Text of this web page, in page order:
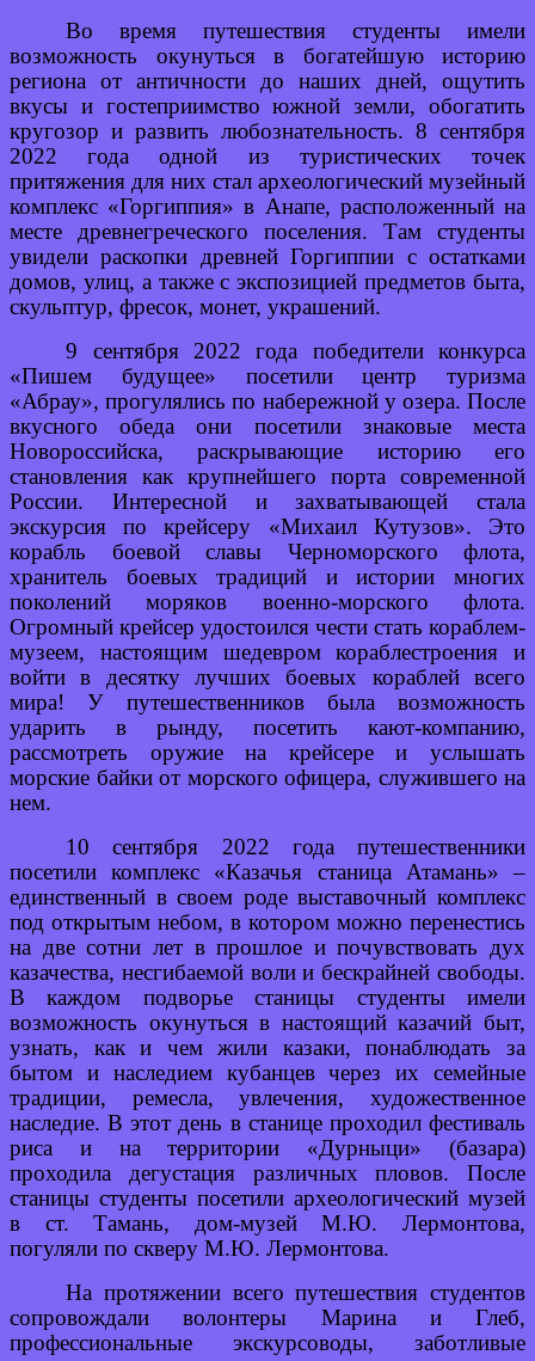
Во время путешествия студенты имели
возможность окунуться в богатейшую историю
региона от античности до наших дней, ощутить
вкусы и гостеприимство южной земли, обогатить
кругозор и развить любознательность. 8 сентября
2022 года одной из туристических точек
притяжения для них стал археологический музейный
комплекс «Горгиппия» в Анапе, расположенный на
месте древнегреческого поселения. Там студенты
увидели раскопки древней Горгиппии с остатками
домов, улиц, а также с экспозицией предметов быта,
скульптур, фресок, монет, украшений.
9 сентября 2022 года победители конкурса
«Пишем будущее» посетили центр туризма
«Абрау», прогулялись по набережной у озера. После
вкусного обеда они посетили знаковые места
Новороссийска, раскрывающие историю его
становления как крупнейшего порта современной
России. Интересной и захватывающей стала
экскурсия по крейсеру «Михаил Кутузов». Это
корабль боевой славы Черноморского флота,
хранитель боевых традиций и истории многих
поколений моряков военно-морского флота.
Огромный крейсер удостоился чести стать кораблем-
музеем, настоящим шедевром кораблестроения и
войти в десятку лучших боевых кораблей всего
мира! У путешественников была возможность
ударить в рынду, посетить кают-компанию,
рассмотреть оружие на крейсере и услышать
морские байки от морского офицера, служившего на
нем.
10 сентября 2022 года путешественники
посетили комплекс «Казачья станица Атамань» –
единственный в своем роде выставочный комплекс
под открытым небом, в котором можно перенестись
на две сотни лет в прошлое и почувствовать дух
казачества, несгибаемой воли и бескрайней свободы.
В каждом подворье станицы студенты имели
возможность окунуться в настоящий казачий быт,
узнать, как и чем жили казаки, понаблюдать за
бытом и наследием кубанцев через их семейные
традиции, ремесла, увлечения, художественное
наследие. В этот день в станице проходил фестиваль
риса и на территории «Дурныци» (базара)
проходила дегустация различных пловов. После
станицы студенты посетили археологический музей
в ст. Тамань, дом-музей М.Ю. Лермонтова,
погуляли по скверу М.Ю. Лермонтова.
На протяжении всего путешествия студентов
сопровождали волонтеры Марина и Глеб,
профессиональные экскурсоводы, заботливые